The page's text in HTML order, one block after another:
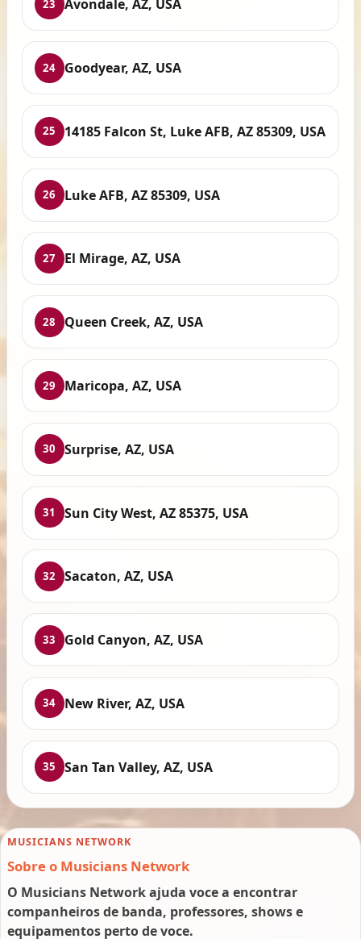
23 Avondale, AZ, USA
24 Goodyear, AZ, USA
25 14185 Falcon St, Luke AFB, AZ 85309, USA
26 Luke AFB, AZ 85309, USA
27 El Mirage, AZ, USA
28 Queen Creek, AZ, USA
29 Maricopa, AZ, USA
30 Surprise, AZ, USA
31 Sun City West, AZ 85375, USA
32 Sacaton, AZ, USA
33 Gold Canyon, AZ, USA
34 New River, AZ, USA
35 San Tan Valley, AZ, USA
MUSICIANS NETWORK
Sobre o Musicians Network
O Musicians Network ajuda voce a encontrar
companheiros de banda, professores, shows e
equipamentos perto de voce.